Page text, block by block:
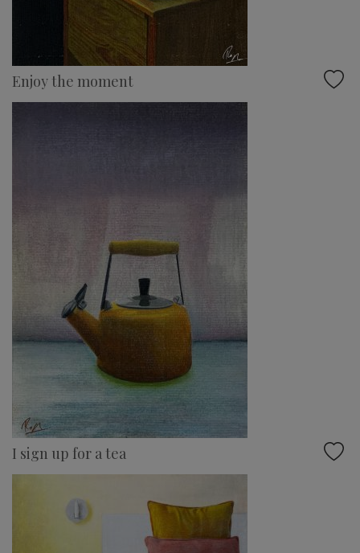
Enjoy the moment
I sign up for a tea